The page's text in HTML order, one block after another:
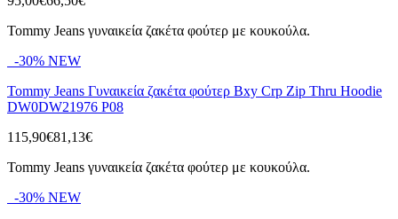
Tommy Jeans γυναικεία ζακέτα φούτερ με κουκούλα.
-30% NEW
Tommy Jeans Γυναικεία ζακέτα φούτερ Bxy Crp Zip Thru Hoodie
DW0DW21976 P08
115,90€81,13€
Tommy Jeans γυναικεία ζακέτα φούτερ με κουκούλα.
-30% NEW